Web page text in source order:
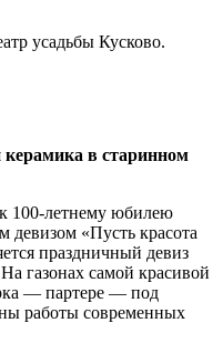
усадьбы Кусково.
в старинном
100-летнему юбилею
девизом «Пусть красота
праздничный девиз
газонах самой красивой
— партере — под
работы современных